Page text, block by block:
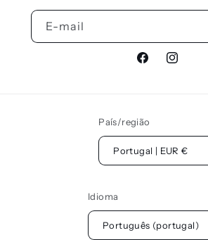
E-mail
FacebookInstagram
País/região
Portugal | EUR €
Idioma
Português (portugal)